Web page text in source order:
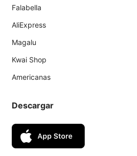
Falabella
AliExpress
Magalu
Kwai Shop
Americanas
Descargar